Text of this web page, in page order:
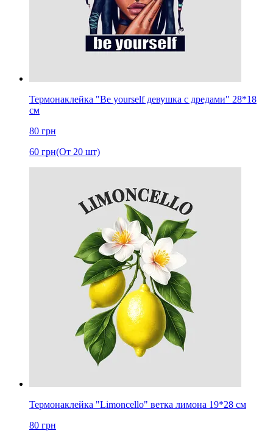
Термонаклейка "Be yourself девушка с дредами" 28*18
см
80 грн
60 грн(От 20 шт)
Термонаклейка "Limoncello" ветка лимона 19*28 см
80 грн